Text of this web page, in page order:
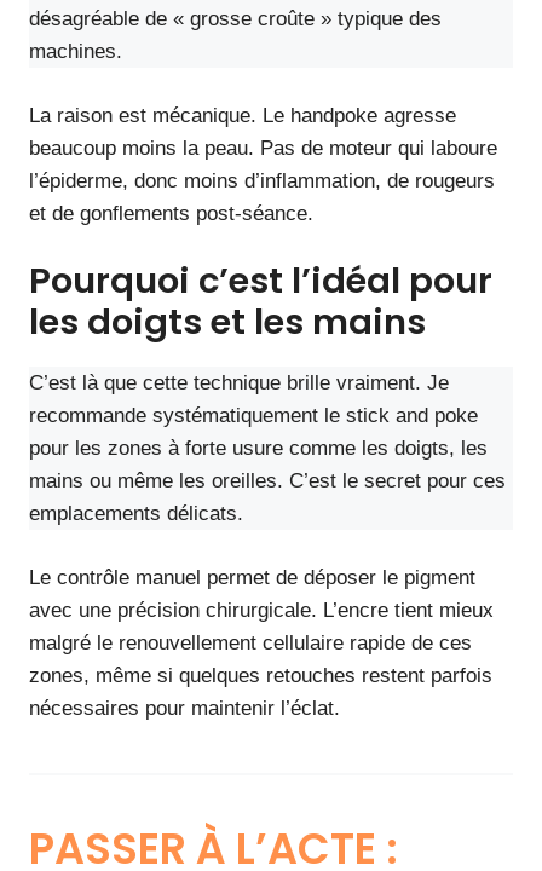
désagréable de « grosse croûte » typique des
machines.
La raison est mécanique. Le handpoke agresse
beaucoup moins la peau. Pas de moteur qui laboure
l’épiderme, donc moins d’inflammation, de rougeurs
et de gonflements post-séance.
Pourquoi c’est l’idéal pour
les doigts et les mains
C’est là que cette technique brille vraiment. Je
recommande systématiquement le stick and poke
pour les zones à forte usure comme les doigts, les
mains ou même les oreilles. C’est le secret pour ces
emplacements délicats.
Le contrôle manuel permet de déposer le pigment
avec une précision chirurgicale. L’encre tient mieux
malgré le renouvellement cellulaire rapide de ces
zones, même si quelques retouches restent parfois
nécessaires pour maintenir l’éclat.
PASSER À L’ACTE :